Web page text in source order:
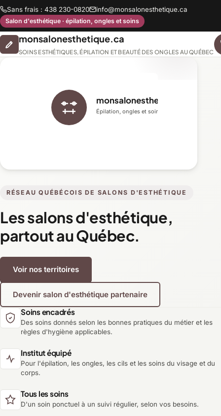
Sans frais : 438 230-0820 info@monsalonesthetique.ca
Salon d'esthétique · épilation, ongles et soins
monsalonesthetique.ca
SOINS ESTHÉTIQUES, ÉPILATION ET BEAUTÉ DES ONGLES AU QUÉBEC
RÉSEAU QUÉBÉCOIS DE SALONS D'ESTHÉTIQUE
Les salons d'esthétique,
partout au Québec.
Voir nos territoires
Devenir salon d'esthétique partenaire
monsalonesthetique.ca
Épilation, ongles et soins du visage
Soins encadrés
Des soins donnés selon les bonnes pratiques du métier et les
règles d'hygiène applicables.
Institut équipé
Pour l'épilation, les ongles, les cils et les soins du visage et du
corps.
Tous les soins
D'un soin ponctuel à un suivi régulier, selon vos besoins.